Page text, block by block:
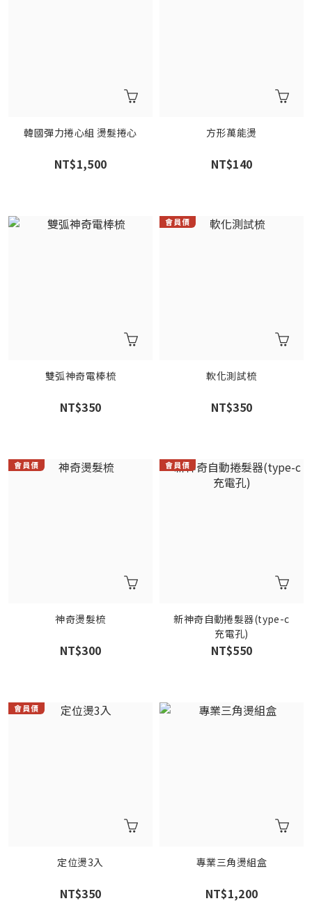
韓國彈力捲心組 燙髮捲心
NT$1,500
方形萬能燙
NT$140
雙弧神奇電棒梳
NT$350
軟化測試梳
NT$350
神奇燙髮梳
NT$300
新神奇自動捲髮器(type-c
充電孔)
NT$550
定位燙3入
NT$350
專業三角燙組盒
NT$1,200